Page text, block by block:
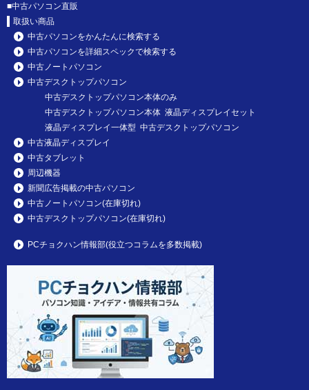
■中古パソコン直販
取扱い商品
中古パソコンをかんたんに検索する
中古パソコンを詳細スペックで検索する
中古ノートパソコン
中古デスクトップパソコン
中古デスクトップパソコン本体のみ
中古デスクトップパソコン本体 液晶ディスプレイセット
液晶ディスプレイ一体型 中古デスクトップパソコン
中古液晶ディスプレイ
中古タブレット
周辺機器
新聞広告掲載の中古パソコン
中古ノートパソコン(在庫切れ)
中古デスクトップパソコン(在庫切れ)
PCチョクハン情報部(役立つコラムを多数掲載)